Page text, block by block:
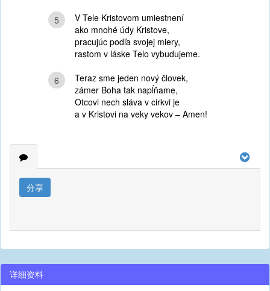
5
V Tele Kristovom umiestnení
ako mnohé údy Kristove,
pracujúc podľa svojej miery,
rastom v láske Telo vybudujeme.
6
Teraz sme jeden nový človek,
zámer Boha tak napĺňame,
Otcovi nech sláva v cirkvi je
a v Kristovi na veky vekov – Amen!
分享
详细资料